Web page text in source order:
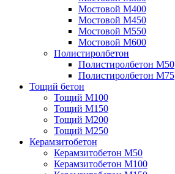
Мостовой М400
Мостовой М450
Мостовой М550
Мостовой М600
Полистиролбетон
Полистиролбетон М50
Полистиролбетон М75
Тощий бетон
Тощий М100
Тощий М150
Тощий М200
Тощий М250
Керамзитобетон
Керамзитобетон М50
Керамзитобетон М100